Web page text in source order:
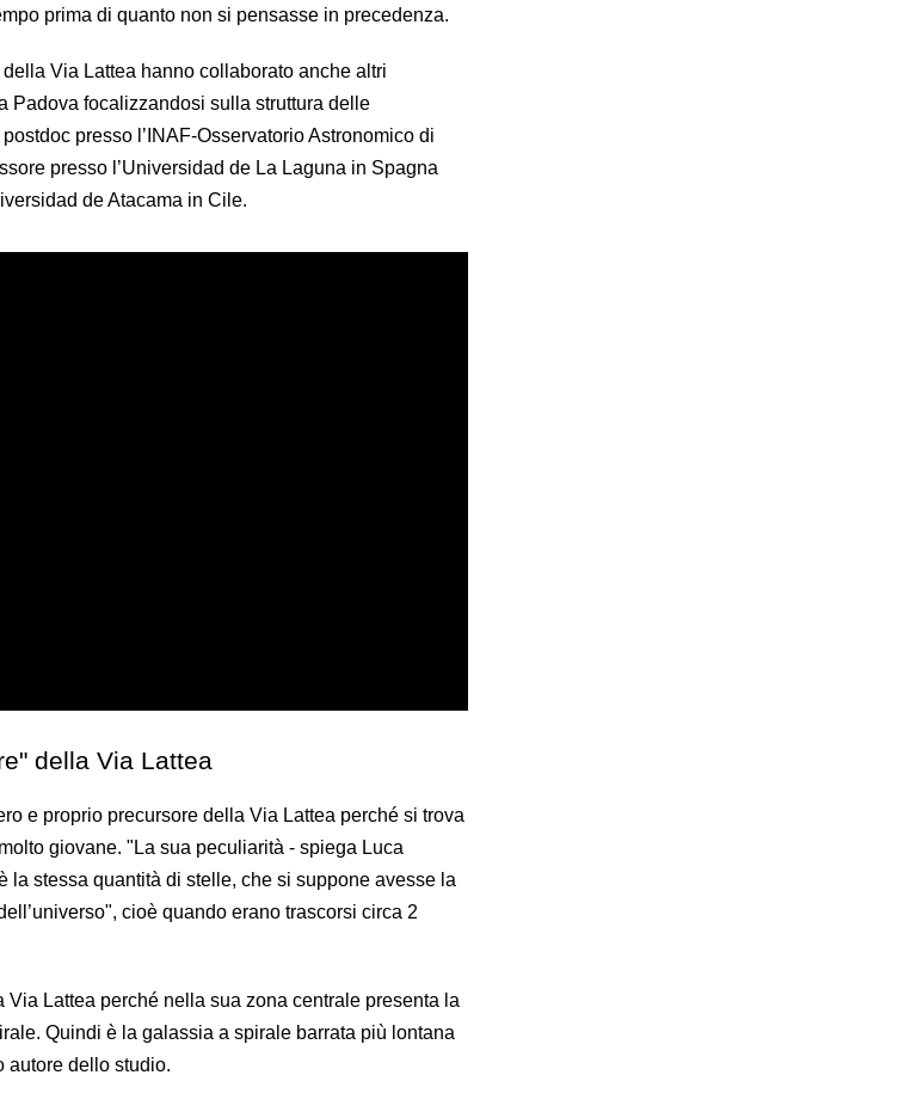
prima di quanto non si pensasse in precedenza.
Via Lattea hanno collaborato anche altri
Padova focalizzandosi sulla struttura delle
presso l’INAF-Osservatorio Astronomico di
presso l’Universidad de La Laguna in Spagna
de Atacama in Cile.
della Via Lattea
e proprio precursore della Via Lattea perché si trova
giovane. "La sua peculiarità - spiega Luca
la stessa quantità di stelle, che si suppone avesse la
cioè quando erano trascorsi circa 2
Lattea perché nella sua zona centrale presenta la
Quindi è la galassia a spirale barrata più lontana
autore dello studio.